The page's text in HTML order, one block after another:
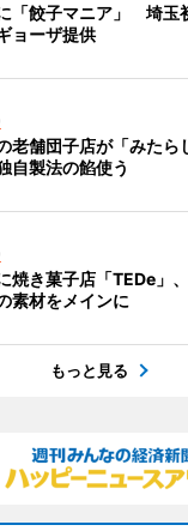
「餃子マニア」 埼玉
ョーザ提供
老舗団子店が「みた
自製法の餡使う
焼き菓子店「TEDe」
素材をメインに
もっと見る